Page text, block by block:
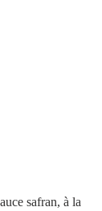
safran, à la